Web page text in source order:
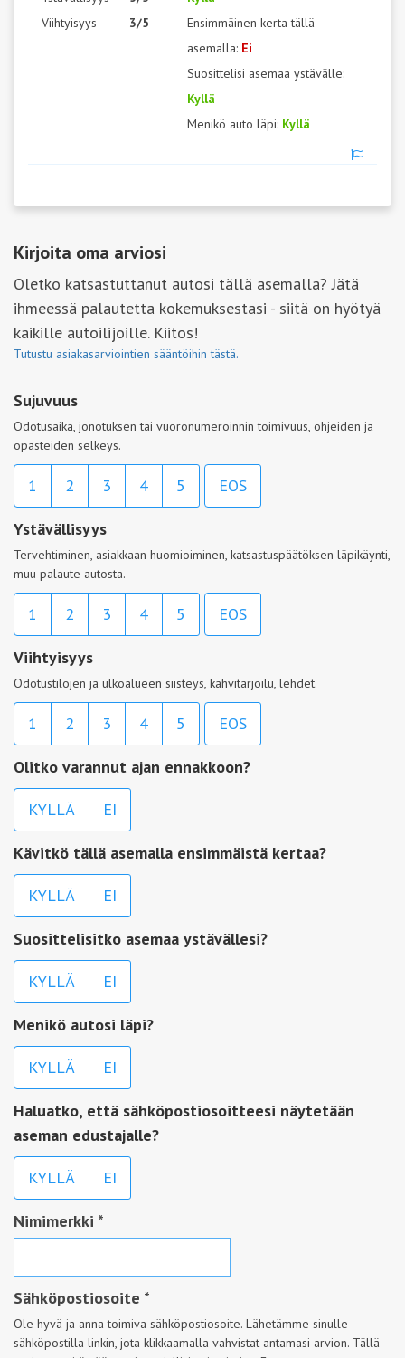
Viihtyisyys
3/5
Ensimmäinen kerta tällä
asemalla: Ei
Suosittelisi asemaa ystävälle:
Kyllä
Menikö auto läpi: Kyllä
Kirjoita oma arviosi
Oletko katsastuttanut autosi tällä asemalla? Jätä
ihmeessä palautetta kokemuksestasi - siitä on hyötyä
kaikille autoilijoille. Kiitos!
Tutustu asiakasarviointien sääntöihin tästä.
Sujuvuus
Odotusaika, jonotuksen tai vuoronumeroinnin toimivuus, ohjeiden ja
opasteiden selkeys.
1 2 3 4 5 EOS
Ystävällisyys
Tervehtiminen, asiakkaan huomioiminen, katsastuspäätöksen läpikäynti,
muu palaute autosta.
1 2 3 4 5 EOS
Viihtyisyys
Odotustilojen ja ulkoalueen siisteys, kahvitarjoilu, lehdet.
1 2 3 4 5 EOS
Olitko varannut ajan ennakkoon?
KYLLÄ EI
Kävitkö tällä asemalla ensimmäistä kertaa?
KYLLÄ EI
Suosittelisitko asemaa ystävällesi?
KYLLÄ EI
Menikö autosi läpi?
KYLLÄ EI
Haluatko, että sähköpostiosoitteesi näytetään
aseman edustajalle?
KYLLÄ EI
Nimimerkki *
Sähköpostiosoite *
Ole hyvä ja anna toimiva sähköpostiosoite. Lähetämme sinulle
sähköpostilla linkin, jota klikkaamalla vahvistat antamasi arvion. Tällä